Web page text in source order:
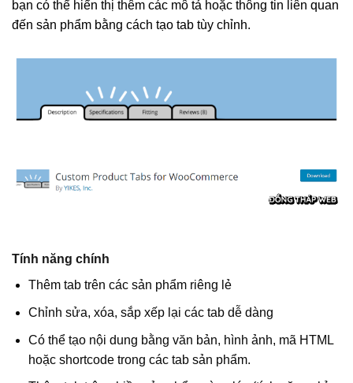
bạn có thể hiển thị thêm các mô tả hoặc thông tin liên quan
đến sản phẩm bằng cách tạo tab tùy chỉnh.
Tính năng chính
Thêm tab trên các sản phẩm riêng lẻ
Chỉnh sửa, xóa, sắp xếp lại các tab dễ dàng
Có thể tạo nội dung bằng văn bản, hình ảnh, mã HTML
hoặc shortcode trong các tab sản phẩm.